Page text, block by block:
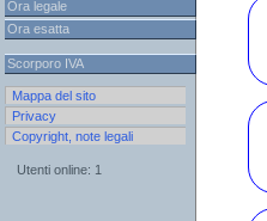
Ora legale
Ora esatta
Scorporo IVA
Mappa del sito
Privacy
Copyright, note legali
Utenti online: 1